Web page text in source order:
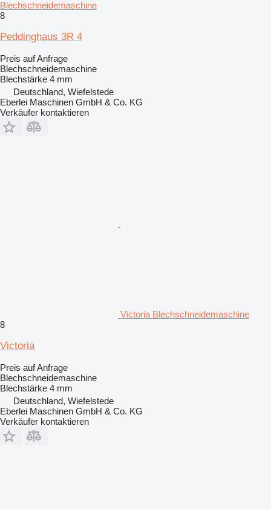
Blechschneidemaschine
8
Peddinghaus 3R 4
Preis auf Anfrage
Blechschneidemaschine
Blechstärke 4 mm
Deutschland, Wiefelstede
Eberlei Maschinen GmbH & Co. KG
Verkäufer kontaktieren
Victoria Blechschneidemaschine
8
Victoria
Preis auf Anfrage
Blechschneidemaschine
Blechstärke 4 mm
Deutschland, Wiefelstede
Eberlei Maschinen GmbH & Co. KG
Verkäufer kontaktieren